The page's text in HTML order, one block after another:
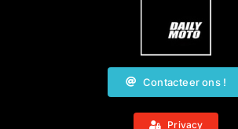
Contacteer ons !
Privacy